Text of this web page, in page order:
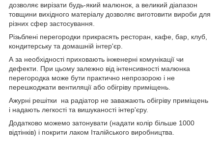
дозволяє вирізати будь-який малюнок, а великий діапазон
товщини вихідного матеріалу дозволяє виготовити вироби для
різних сфер застосування.
Різьблені перегородки прикрасять ресторан, кафе, бар, клуб,
кондитерську та домашній інтер'єр.
А за необхідності приховають інженерні комунікації чи
дефекти. При цьому залежно від інтенсивності малюнка
перегородка може бути практично непрозорою і не
перешкоджати вентиляції або обігріву приміщень.
Ажурні решітки на радіатор не заважають обігріву приміщень
і надають легкості та вишуканості інтер'єру.
Додатково можемо затонувати (надати колір більше 1000
відтінків) і покрити лаком Італійського виробництва.